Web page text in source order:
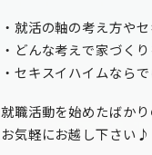
・就活の軸の考え方や
・どんな考えで家づく
・セキスイハイムなら
就職活動を始めたばか
お気軽にお越し下さい♪